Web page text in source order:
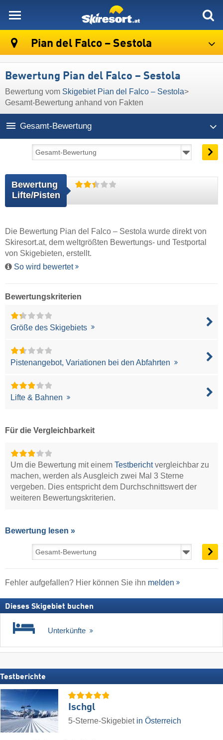
Pian del Falco – Sestola
Bewertung Pian del Falco – Sestola
Bewertung vom Skigebiet Pian del Falco – Sestola>
Gesamt-Bewertung anhand von Fakten
Gesamt-Bewertung
Bewertung
Lifte/Pisten
Die Bewertung Pian del Falco – Sestola wurde direkt von
Skiresort.at, dem weltgrößten Bewertungs- und Testportal
von Skigebieten, erstellt.
So wird bewertet
Bewertungskriterien
Größe des Skigebiets
Pistenangebot, Variationen bei den Abfahrten
Lifte & Bahnen
Für die Vergleichbarkeit
Um die Bewertung mit einemTestberichtvergleichbar zu
machen, werden als Ausgleich zwei Mal 3 Sterne
vergeben. Dies entspricht dem Durchschnittswert der
weiteren Bewertungskriterien.
Bewertung lesen »
Fehler aufgefallen? Hier können Sie ihn melden
Dieses Skigebiet buchen
Unterkünfte
Testberichte
Ischgl
5-Sterne-Skigebiet in Österreich